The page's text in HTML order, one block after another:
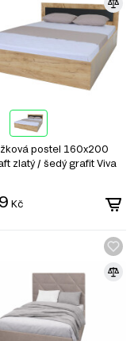
postel 160x200
zlatý / šedý grafit Viva
Kč